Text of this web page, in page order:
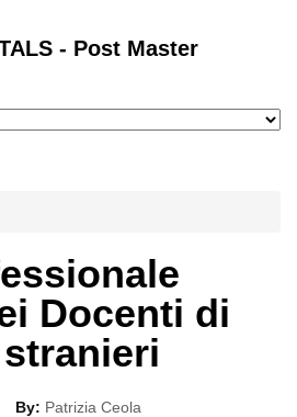
- Post Master
Docenti di
By: Patrizia Ceola